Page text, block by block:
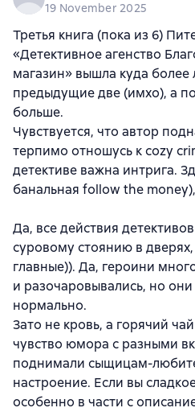
19 November 2025
Третья книга (пока из 6)
«Детективное агенство
магазин» вышла куда
предыдущие две (имхо), а
больше.
Чувствуется, что автор
терпимо отношусь к cozy
детективе важна интрига.
банальная follow the
Да, все действия
суровому стоянию в
главные)). Да, героини
и разочаровывались, но
нормально.
Зато не кровь, а горячий
чувство юмора с разными
поднимали сыщицам-
настроение. Если вы
особенно в части с